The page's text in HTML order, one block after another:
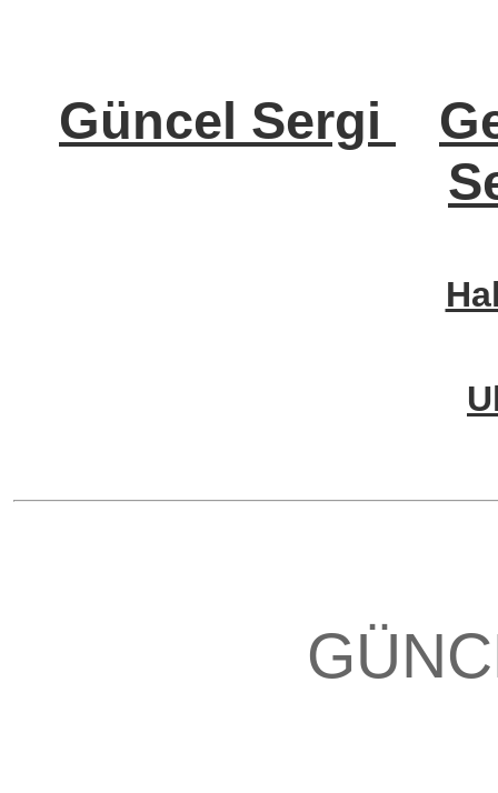
Güncel Sergi